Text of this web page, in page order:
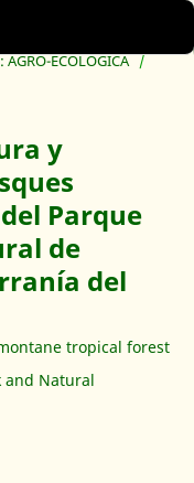
ECOLÓGICA /
y
Parque
de
del
tropical forest
and Natural